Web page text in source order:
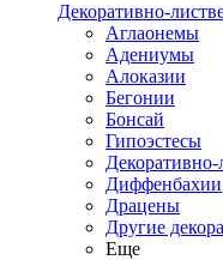
Декоративно-
Аглаонемы
Адениумы
Алоказии
Бегонии
Бонсай
Гипоэстесы
Диффенбахии
Драцены
Другие
Еще